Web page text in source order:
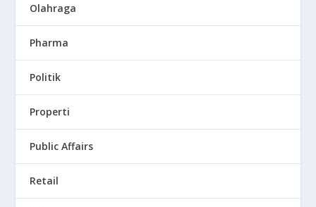
Olahraga
Pharma
Politik
Properti
Public Affairs
Retail